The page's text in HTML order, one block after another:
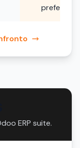
preferito.
ERP suite.